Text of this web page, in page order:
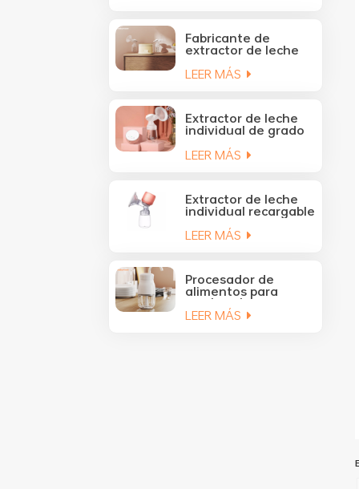
Fabricante de
extractor de leche
8166 OEM y ODM
LEER MÁS
Extractor de leche
individual de grado
recargable OEM y
LEER MÁS
Extractor de leche
individual recargable
YM-8173 Proveedor
de OEM y ODM
LEER MÁS
Procesador de
alimentos para
bebés eléctrico
portátil al por mayor
LEER MÁS